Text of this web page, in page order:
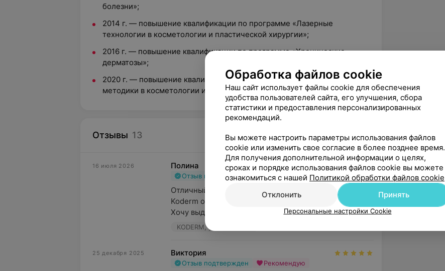
болезни»;
2014 г. — повышение квалификации по программе «Лазерные
технологии в косметологии и пластической хирургии»;
2016 г. — повышение квалификации по программе «Хронические
дерматозы»;
2020 г. — повышение квалификации по программе «Лазерные
методики в косметологии и дерматовенерологии».
Отзывы 13 5.0 KODERM, ул. Щорса, 4а
16 июля 2026 Полина
Отзыв подтвержден
Отличный косметологический центр! Посещение
Koderm оставило только положительные эмоции.
Хочу выделить три главные соста...
KODERM, ул. Щорса, 4а
25 декабря 2025 Виктория
Отзыв подтвержден Рекомендую
Обработка файлов cookie
Наш сайт использует файлы cookie для обеспечения
удобства пользователей сайта, его улучшения, сбора
статистики и предоставления персонализированных
рекомендаций.
Вы можете настроить параметры использования файлов
cookie или изменить свое согласие в более позднее время.
Для получения дополнительной информации о целях,
сроках и порядке использования файлов cookie вы можете
ознакомиться с нашей Политикой обработки файлов cookie
Отклонить
Принять
Персональные настройки Cookie